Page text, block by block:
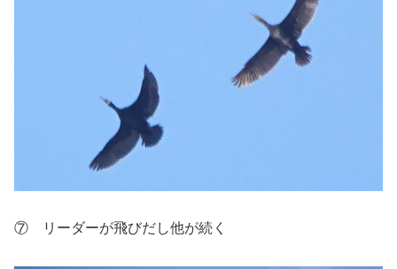
⑦ リーダーが飛びだし他が続く